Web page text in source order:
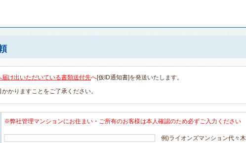
届け出いただいている書類送付先へ[仮ID通知書]を発送いたします。
かりますことをご了承ください。
※弊社管理マンションにお住まい・ご所有のお客様は本人確認のため必ずご入力ください
例)ライオンズマンション代々木